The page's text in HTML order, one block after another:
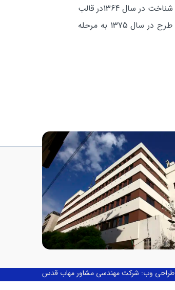
طرح مطالعات آبياري و سدسازي رامهرمز، در اسفند سال 1362 به شركت مهندسي مشاور مهاب قدس واگذار شد. مطالعات مرحله شناخت در سال 1364در قالب
طرح آبياري رامهرمز پايان پذيرفت. مطالعات مرحله اول در دي ماه 1368 و مطالعات مرحله دوم در سال 1374 به پايان رسید و طرح در سال 1375 به مرحله
طراحی وب: شرکت مهندسی مشاور مهاب قدس